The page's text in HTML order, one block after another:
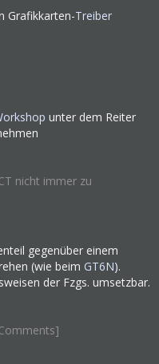
Grafikkarten-Treiber
unter dem Reiter
nicht immer zu
gegenüber einem
(wie beim GT6N).
der Fzgs. umsetzbar.